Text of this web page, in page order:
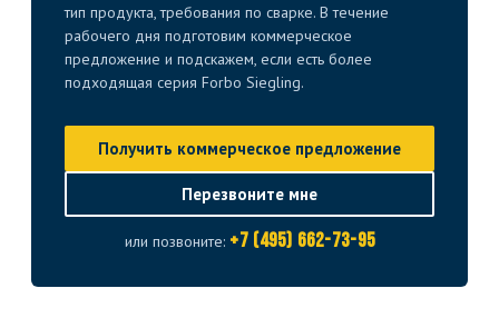
тип продукта, требования по сварке. В течение
рабочего дня подготовим коммерческое
предложение и подскажем, если есть более
подходящая серия Forbo Siegling.
Получить коммерческое предложение
Перезвоните мне
или позвоните: +7 (495) 662-73-95